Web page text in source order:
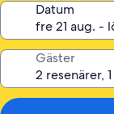
Datum
Gäster